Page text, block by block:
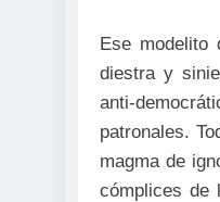
Ese modelito
diestra y
anti-
patronales.
magma de
cómplices de